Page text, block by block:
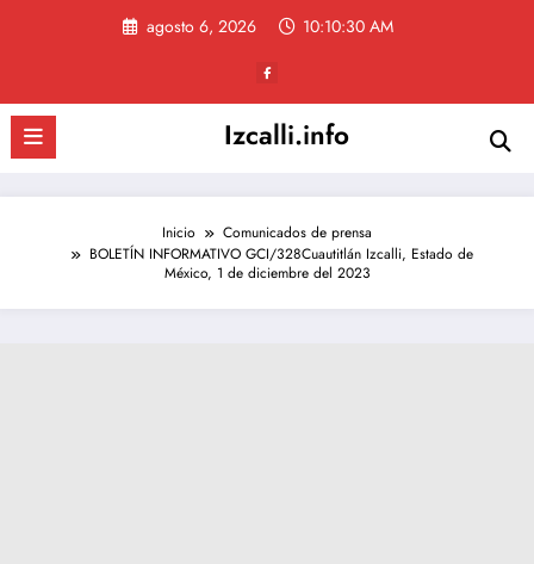
agosto 6, 2026 10:10:31 AM
Izcalli.info
Inicio
Comunicados de prensa
BOLETÍN INFORMATIVO GCI/328Cuautitlán Izcalli, Estado de
México, 1 de diciembre del 2023